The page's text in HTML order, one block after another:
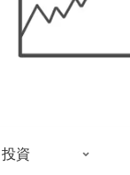
投資